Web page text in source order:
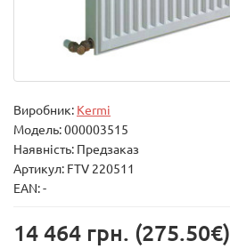
Виробник: Kermi
Модель:000003515
Наявність: Предзаказ
Артикул: FTV 220511
EAN: -
14 464 грн. (275.50€)